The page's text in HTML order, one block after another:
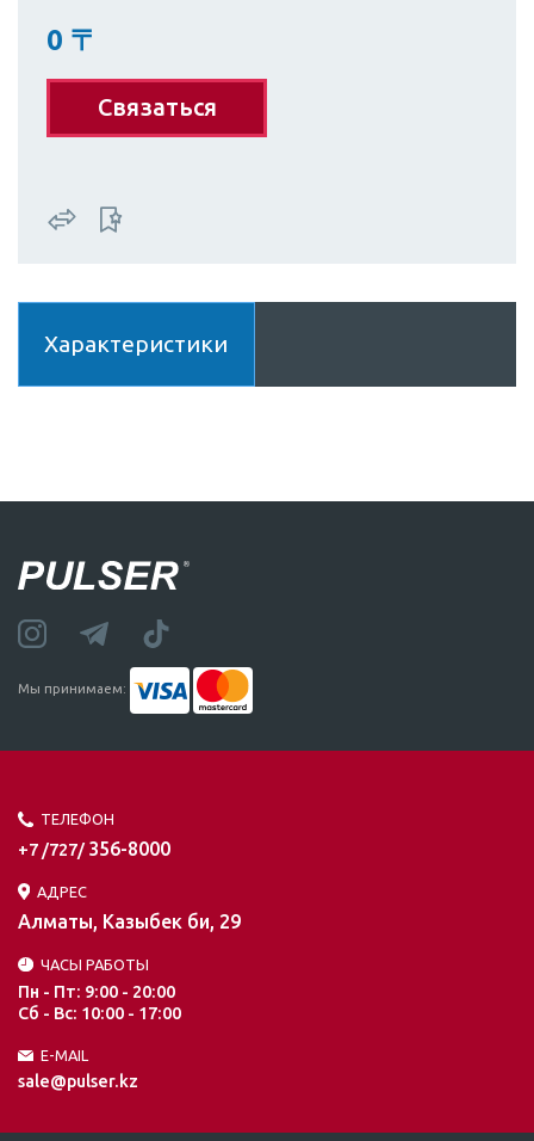
0 〒
Связаться
Характеристики
Мы принимаем:
ТЕЛЕФОН
+7 /727/ 356-8000
АДРЕС
Алматы, Казыбек би, 29
ЧАСЫ РАБОТЫ
Пн - Пт: 9:00 - 20:00
Сб - Вс: 10:00 - 17:00
E-MAIL
sale@pulser.kz